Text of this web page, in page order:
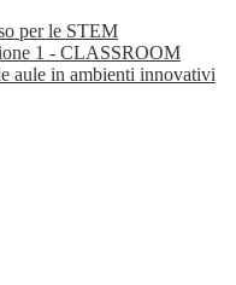
per le STEM
1 - CLASSROOM
aule in ambienti innovativi